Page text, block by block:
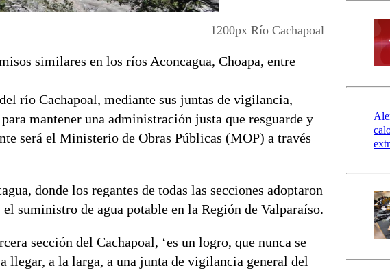
1200px Río Cachapoal
similares en los ríos Aconcagua, Choapa, entre
río Cachapoal, mediante sus juntas de vigilancia,
mantener una administración justa que resguarde y
será el Ministerio de Obras Públicas (MOP) a través
donde los regantes de todas las secciones adoptaron
suministro de agua potable en la Región de Valparaíso.
sección del Cachapoal, ‘es un logro, que nunca se
llegar, a la larga, a una junta de vigilancia general del
río